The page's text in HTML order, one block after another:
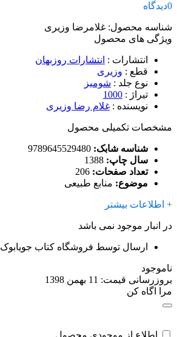
0دیدگاه
شناسه محصول: غلامرضا وزیری
ویژگی های محصول
انتشارات : انتشارات روزبهان
قطع : وزیری
نوع جلد : شومیز
تیراژ :
1000
نویسنده : غلام رضا وزیری
مشخصات تکمیلی محصول
شناسه شابک:
سال چاپ:
تعداد صفحات:
موضوع: منابع طبیعی
+ اطلاعات بیشتر
در انبار موجود نمی باشد
ارسال توسط فروشگاه کتاب جویابوک
ناموجود
بروزرسانی قیمت: 11 بهمن 1398
مرا اگاه کن